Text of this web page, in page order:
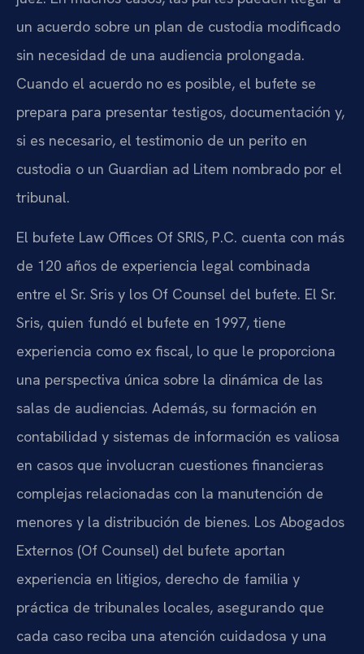
un acuerdo sobre un plan de custodia modificado
sin necesidad de una audiencia prolongada.
Cuando el acuerdo no es posible, el bufete se
prepara para presentar testigos, documentación y,
si es necesario, el testimonio de un perito en
custodia o un Guardian ad Litem nombrado por el
tribunal.
El bufete Law Offices Of SRIS, P.C. cuenta con más
de 120 años de experiencia legal combinada
entre el Sr. Sris y los Of Counsel del bufete. El Sr.
Sris, quien fundó el bufete en 1997, tiene
experiencia como ex fiscal, lo que le proporciona
una perspectiva única sobre la dinámica de las
salas de audiencias. Además, su formación en
contabilidad y sistemas de información es valiosa
en casos que involucran cuestiones financieras
complejas relacionadas con la manutención de
menores y la distribución de bienes. Los Abogados
Externos (Of Counsel) del bufete aportan
experiencia en litigios, derecho de familia y
práctica de tribunales locales, asegurando que
cada caso reciba una atención cuidadosa y una